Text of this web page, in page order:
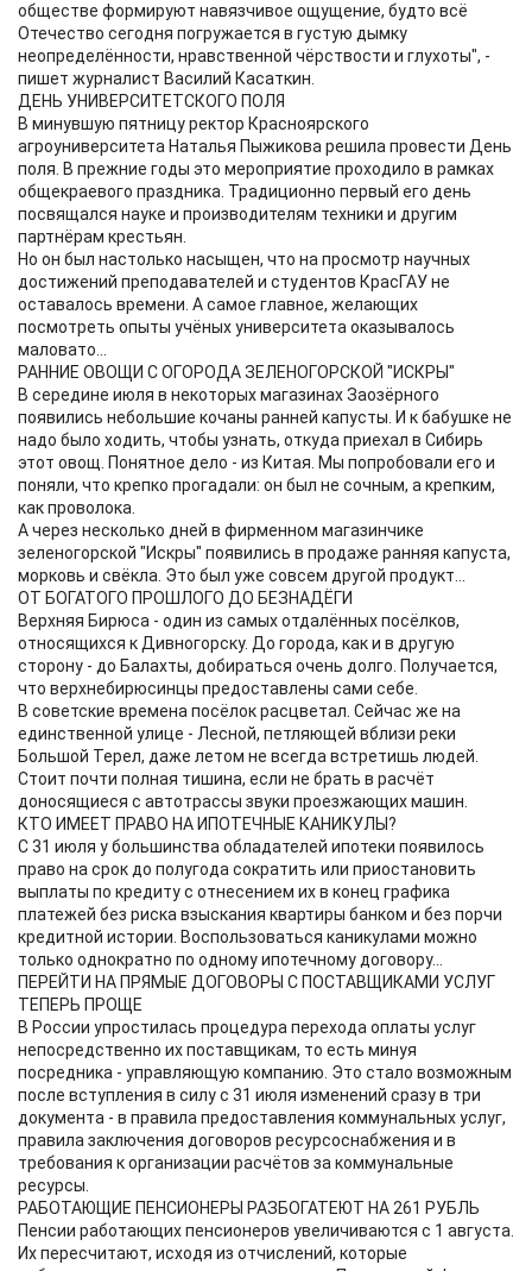
обществе формируют навязчивое ощущение, будто всё
Отечество сегодня погружается в густую дымку
неопределённости, нравственной чёрствости и глухоты", -
пишет журналист Василий Касаткин.
ДЕНЬ УНИВЕРСИТЕТСКОГО ПОЛЯ
В минувшую пятницу ректор Красноярского
агроуниверситета Наталья Пыжикова решила провести День
поля. В прежние годы это мероприятие проходило в рамках
общекраевого праздника. Традиционно первый его день
посвящался науке и производителям техники и другим
партнёрам крестьян.
Но он был настолько насыщен, что на просмотр научных
достижений преподавателей и студентов КрасГАУ не
оставалось времени. А самое главное, желающих
посмотреть опыты учёных университета оказывалось
маловато...
РАННИЕ ОВОЩИ С ОГОРОДА ЗЕЛЕНОГОРСКОЙ "ИСКРЫ"
В середине июля в некоторых магазинах Заозёрного
появились небольшие кочаны ранней капусты. И к бабушке не
надо было ходить, чтобы узнать, откуда приехал в Сибирь
этот овощ. Понятное дело - из Китая. Мы попробовали его и
поняли, что крепко прогадали: он был не сочным, а крепким,
как проволока.
А через несколько дней в фирменном магазинчике
зеленогорской "Искры" появились в продаже ранняя капуста,
морковь и свёкла. Это был уже совсем другой продукт...
ОТ БОГАТОГО ПРОШЛОГО ДО БЕЗНАДЁГИ
Верхняя Бирюса - один из самых отдалённых посёлков,
относящихся к Дивногорску. До города, как и в другую
сторону - до Балахты, добираться очень долго. Получается,
что верхнебирюсинцы предоставлены сами себе.
В советские времена посёлок расцветал. Сейчас же на
единственной улице - Лесной, петляющей вблизи реки
Большой Терел, даже летом не всегда встретишь людей.
Стоит почти полная тишина, если не брать в расчёт
доносящиеся с автотрассы звуки проезжающих машин.
КТО ИМЕЕТ ПРАВО НА ИПОТЕЧНЫЕ КАНИКУЛЫ?
С 31 июля у большинства обладателей ипотеки появилось
право на срок до полугода сократить или приостановить
выплаты по кредиту с отнесением их в конец графика
платежей без риска взыскания квартиры банком и без порчи
кредитной истории. Воспользоваться каникулами можно
только однократно по одному ипотечному договору...
ПЕРЕЙТИ НА ПРЯМЫЕ ДОГОВОРЫ С ПОСТАВЩИКАМИ УСЛУГ
ТЕПЕРЬ ПРОЩЕ
В России упростилась процедура перехода оплаты услуг
непосредственно их поставщикам, то есть минуя
посредника - управляющую компанию. Это стало возможным
после вступления в силу с 31 июля изменений сразу в три
документа - в правила предоставления коммунальных услуг,
правила заключения договоров ресурсоснабжения и в
требования к организации расчётов за коммунальные
ресурсы.
РАБОТАЮЩИЕ ПЕНСИОНЕРЫ РАЗБОГАТЕЮТ НА 261 РУБЛЬ
Пенсии работающих пенсионеров увеличиваются с 1 августа.
Их пересчитают, исходя из отчислений, которые